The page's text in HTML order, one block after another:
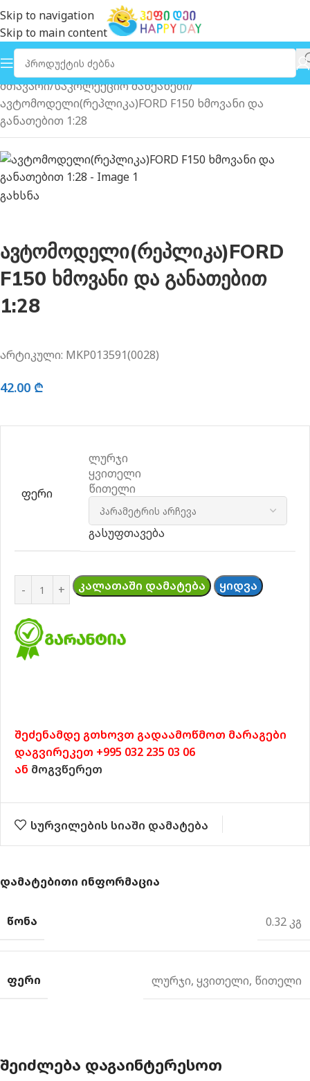
Skip to navigation
Skip to main content
მთავარი საკოლექციო მანქანები
ავტომოდელი(რეპლიკა)FORD F150 ხმოვანი და
განათებით 1:28
გახსნა
ავტომოდელი(რეპლიკა)FORD
F150 ხმოვანი და განათებით
1:28
არტიკული: MKP013591(0028)
42.00 ₾
ᲤᲔᲠᲘ
ლურჯი
ყვითელი
წითელი
გასუფთავება
ᲙᲐᲚᲐᲗᲐᲨᲘ ᲓᲐᲛᲐᲢᲔᲑᲐ ᲧᲘᲓᲕᲐ
შეძენამდე გთხოვთ გადაამოწმოთ მარაგები
დაგვირეკეთ +995 032 235 03 06
ან მოგვწერეთ
სურვილების სიაში დამატება
ᲓᲐᲛᲐᲢᲔᲑᲘᲗᲘ ᲘᲜᲤᲝᲠᲛᲐᲪᲘᲐ
ᲬᲝᲜᲐ 0.32 კგ
ᲤᲔᲠᲘ ლურჯი, ყვითელი, წითელი
ᲨᲔᲘᲫᲚᲔᲑᲐ ᲓᲐᲒᲐᲘᲜᲢᲔᲠᲔᲡᲝᲗ